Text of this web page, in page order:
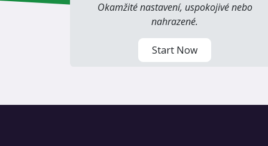
Okamžité nastavení, uspokojivé nebo
nahrazené.
Start Now